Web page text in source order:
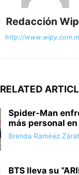
Redacción
http://
RELATED
Spider-Man
más personal en
Brenda Ramírez
BTS lleva su